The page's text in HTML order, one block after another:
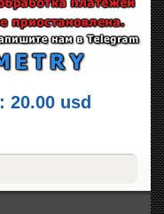
usd